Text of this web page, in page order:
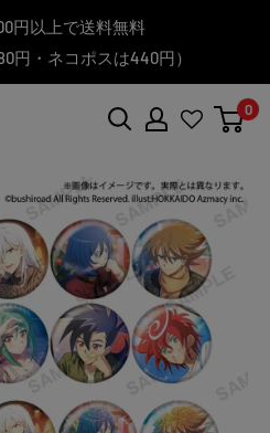
買物する方法をご紹介♪
をクリック】
円以上で送料無料
円・ネコポスは440円）
受付中！／
に Ave Mujica 鮮美透涼 ver.販売
中！
ンドから探す」で
手に入れよう！
品を探すなら、
探す」を活用しよう！
機能を活用しよう♪
をクリック】
0